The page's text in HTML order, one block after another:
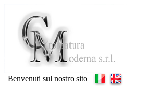
| Benvenuti sul nostro sito |